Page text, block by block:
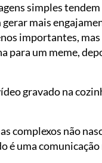
simples
mais
importantes, mas
para um meme,
gravado na
complexos não
é uma